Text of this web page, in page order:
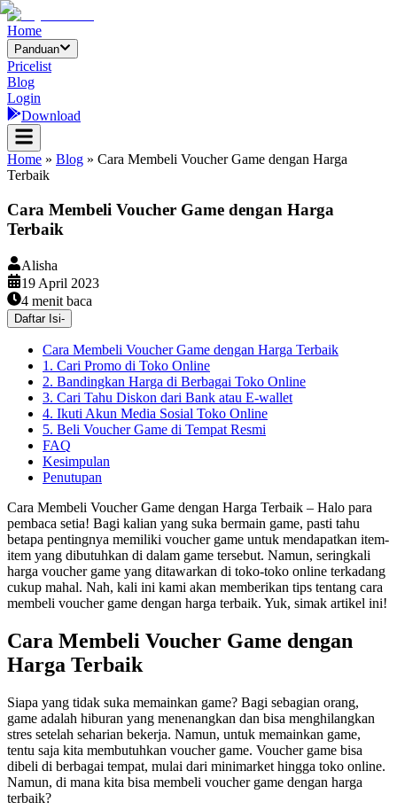
Home
Panduan
Pricelist
Blog
Login
Download
Home » Blog » Cara Membeli Voucher Game dengan Harga
Terbaik
Cara Membeli Voucher Game dengan Harga
Terbaik
Alisha
19 April 2023
4 menit baca
Daftar Isi-
Cara Membeli Voucher Game dengan Harga Terbaik
1. Cari Promo di Toko Online
2. Bandingkan Harga di Berbagai Toko Online
3. Cari Tahu Diskon dari Bank atau E-wallet
4. Ikuti Akun Media Sosial Toko Online
5. Beli Voucher Game di Tempat Resmi
FAQ
Kesimpulan
Penutupan
Cara Membeli Voucher Game dengan Harga Terbaik – Halo para
pembaca setia! Bagi kalian yang suka bermain game, pasti tahu
betapa pentingnya memiliki voucher game untuk mendapatkan item-
item yang dibutuhkan di dalam game tersebut. Namun, seringkali
harga voucher game yang ditawarkan di toko-toko online terkadang
cukup mahal. Nah, kali ini kami akan memberikan tips tentang cara
membeli voucher game dengan harga terbaik. Yuk, simak artikel ini!
Cara Membeli Voucher Game dengan
Harga Terbaik
Siapa yang tidak suka memainkan game? Bagi sebagian orang,
game adalah hiburan yang menenangkan dan bisa menghilangkan
stres setelah seharian bekerja. Namun, untuk memainkan game,
tentu saja kita membutuhkan voucher game. Voucher game bisa
dibeli di berbagai tempat, mulai dari minimarket hingga toko online.
Namun, di mana kita bisa membeli voucher game dengan harga
terbaik?